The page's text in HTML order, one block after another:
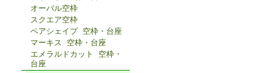
オーバル空枠
スクエア空枠
ペアシェイプ 空枠・台座
マーキス 空枠・台座
エメラルドカット 空枠・
台座